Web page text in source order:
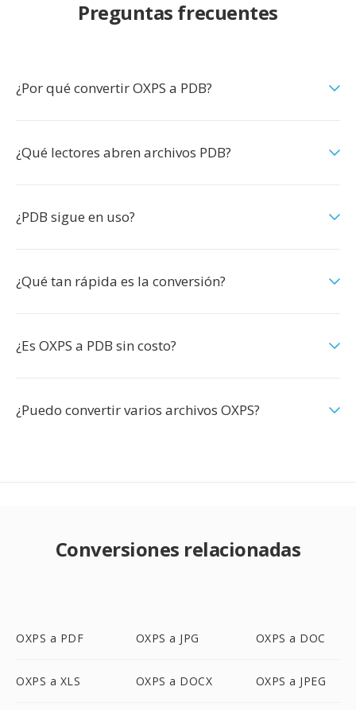
Preguntas frecuentes
¿Por qué convertir OXPS a PDB?
¿Qué lectores abren archivos PDB?
¿PDB sigue en uso?
¿Qué tan rápida es la conversión?
¿Es OXPS a PDB sin costo?
¿Puedo convertir varios archivos OXPS?
Conversiones relacionadas
OXPS a PDF OXPS a JPG OXPS a DOC
OXPS a XLS OXPS a DOCX OXPS a JPEG